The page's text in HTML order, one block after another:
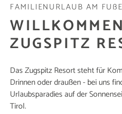
FAMILIENURLAUB AM
ZUGSPITZ
Das Zugspitz Resort steht für
Drinnen oder draußen- bei uns
Urlaubsparadies auf der
Tirol.